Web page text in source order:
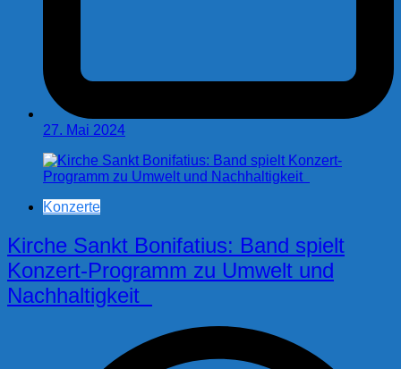
27. Mai 2024
Konzerte
Kirche Sankt Bonifatius: Band spielt
Konzert-Programm zu Umwelt und
Nachhaltigkeit